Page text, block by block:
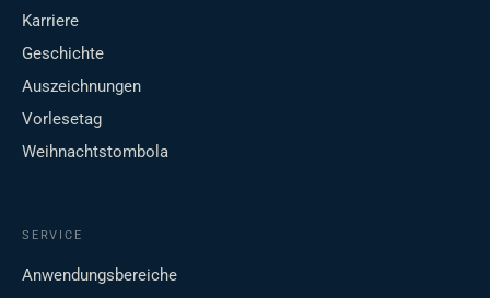
Karriere
Geschichte
Auszeichnungen
Vorlesetag
Weihnachtstombola
SERVICE
Anwendungsbereiche